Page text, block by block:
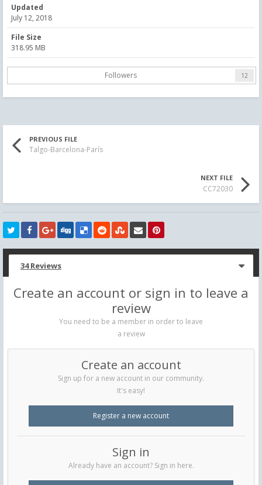
Updated
July 12, 2018
File Size
318.95 MB
Followers 12
PREVIOUS FILE
Talgo-Barcelona-París
NEXT FILE
CC72030
34 Reviews
Create an account or sign in to leave a
review
You need to be a member in order to leave
a review
Create an account
Sign up for a new account in our community.
It's easy!
Register a new account
Sign in
Already have an account? Sign in here.